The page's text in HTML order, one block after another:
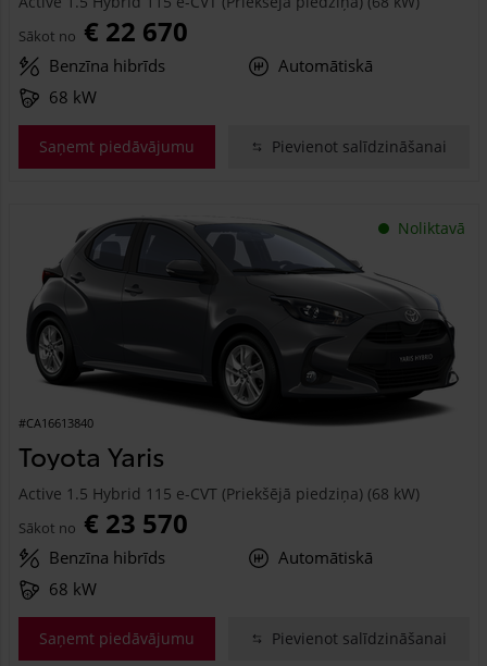
Sākot no € 22 670
Benzīna hibrīds
Automātiskā
68 kW
Saņemt piedāvājumu Pievienot salīdzināšanai
Noliktavā
#CA16613840
Toyota Yaris
Active 1.5 Hybrid 115 e-CVT (Priekšējā piedziņa) (68 kW)
Sākot no € 23 570
Benzīna hibrīds
Automātiskā
68 kW
Saņemt piedāvājumu Pievienot salīdzināšanai